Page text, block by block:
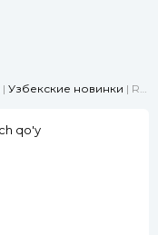
| Узбекские новинки | Rustam Ismatov - Tinch qo'y